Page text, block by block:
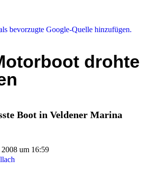
bevorzugte Google-Quelle hinzufügen.
drohte
Boot in Veldener Marina
2008 um 16:59